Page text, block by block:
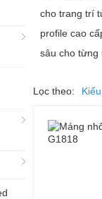
cho trang trí
profile cao
sâu cho từng
Lọc theo: